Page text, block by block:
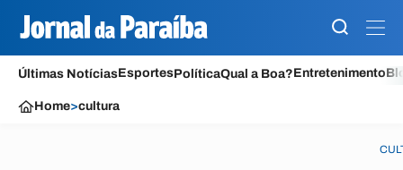
Últimas NotíciasEsportesPolíticaQual a Boa?Entretenimento
Home>cultura